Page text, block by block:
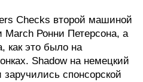
Checks второй машиной
March Ронни Петерсона, а
как это было на
Shadow на немецкий
спонсорской